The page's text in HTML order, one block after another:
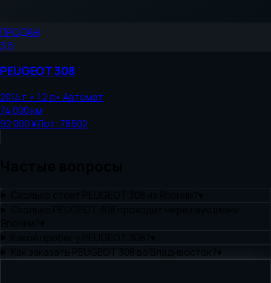
ПРОДАН
3.5
PEUGEOT308
2014г.• 1.2л• Автомат
74 000км
92 000 ¥Лот: 78502
Как заказать PEUGEOT 308 во Владивосток?▾